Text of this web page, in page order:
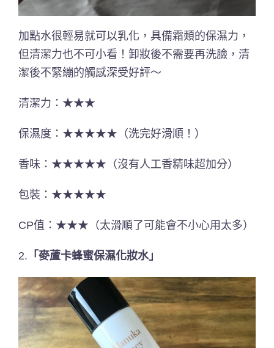
加點水很輕易就可以乳化，具備霜類的保濕力，
但清潔力也不可小看！卸妝後不需要再洗臉，清
潔後不緊繃的觸感深受好評～
清潔力：★★★
保濕度：★★★★★（洗完好滑順！）
香味：★★★★★（沒有人工香精味超加分）
包裝：★★★★★
CP值：★★★（太滑順了可能會不小心用太多）
2. 「麥蘆卡蜂蜜保濕化妝水」